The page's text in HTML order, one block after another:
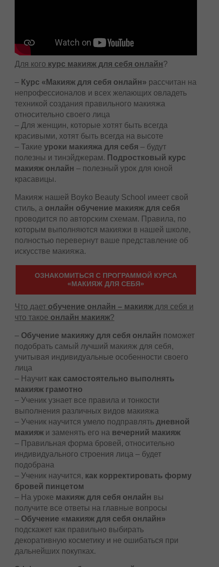
Для кого курс макияж для себя онлайн?
– Курс «Макияж для себя онлайн» рассчитан на
непрофессионалов и всех желающих овладеть
техникой создания правильного макияжа
относительно своего лица
– Для женщин, которые хотят быть всегда
красивыми, хотят быть всегда на высоте
– Такие уроки макияжа для себя – будут
полезны и тинэйджерам. Подростковый курс
макияж онлайн – полезный урок для юной
красавицы.
Макияж нашей Boyko Beauty School имеет свой
стиль, а онлайн обучение макияж для себя
проводится по авторским схемам. Правила, по
которым выполняются макияжи в нашей школе,
полностью перевернут ваше представление об
искусстве макияжа.
ОЗНАКОМИТЬСЯ С ПРОГРАММОЙ КУРСА
«МАКИЯЖ ДЛЯ СЕБЯ»
Что дает обучение онлайн – макияж для себя и
что такое онлайн макияж?
– Обучение макияжу для себя онлайн поможет
подобрать самый лучший макияж для себя,
учитывая индивидуальные особенности своего
лица
– Научит как самостоятельно выполнять
макияж грамотно
– Ученик узнает все правила и тонкости
выполнения различных видов макияжа
– Ученик научится умело подправлять дневной
макияж и заменять его на вечерний макияж
– Правильная форма бровей, относительно
индивидуального строения лица – будет
подобрана
– Ученик научится, как корректировать форму
бровей пинцетом
– На уроке макияж для себя онлайн вы
получите все ответы на главные вопросы
– Обучение «макияж для себя онлайн»
подскажет как правильно выбирать
декоративную косметику и не ошибаться при
дальнейших покупках.